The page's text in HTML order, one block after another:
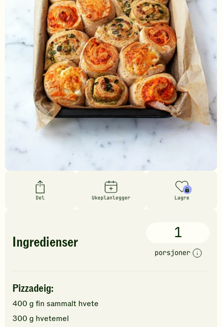
Del Ukeplanlegger Lagre
Ingredienser
1
porsjoner
Pizzadeig:
400g fin sammalt hvete
300g hvetemel